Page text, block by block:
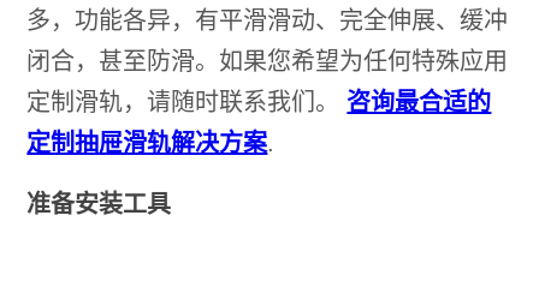
多，功能各异，有平滑滑动、完全伸展、缓冲
闭合，甚至防滑。如果您希望为任何特殊应用
定制滑轨，请随时联系我们。 咨询最合适的
定制抽屉滑轨解决方案.
准备安装工具